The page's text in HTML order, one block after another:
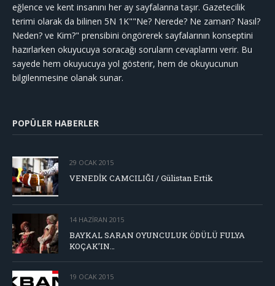
eğlence ve kent insanını her ay sayfalarına taşır. Gazetecilik
terimi olarak da bilinen 5N 1K""Ne? Nerede? Ne zaman? Nasıl?
Neden? ve Kim?" prensibini öngörerek sayfalarının konseptini
hazırlarken okuyucuya soracağı soruların cevaplarını verir. Bu
sayede hem okuyucuya yol gösterir, hem de okuyucunun
bilgilenmesine olanak sunar.
POPÜLER HABERLER
29 OCAK 2015
VENEDİK CAMCILIĞI / Gülistan Ertik
14 HAZIRAN 2015
BAYKAL SARAN OYUNCULUK ÖDÜLÜ FULYA
KOÇAK’IN…
19 OCAK 2015